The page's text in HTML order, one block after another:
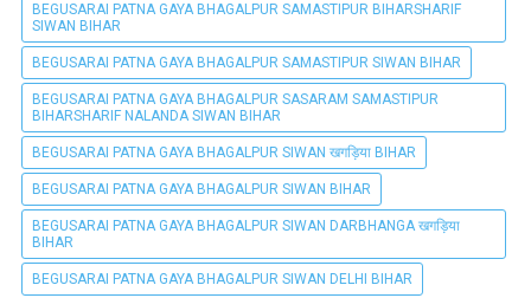
BEGUSARAI PATNA GAYA BHAGALPUR SAMASTIPUR BIHARSHARIF
SIWAN BIHAR
BEGUSARAI PATNA GAYA BHAGALPUR SAMASTIPUR SIWAN BIHAR
BEGUSARAI PATNA GAYA BHAGALPUR SASARAM SAMASTIPUR
BIHARSHARIF NALANDA SIWAN BIHAR
BEGUSARAI PATNA GAYA BHAGALPUR SIWAN खगड़िया BIHAR
BEGUSARAI PATNA GAYA BHAGALPUR SIWAN BIHAR
BEGUSARAI PATNA GAYA BHAGALPUR SIWAN DARBHANGA खगड़िया
BIHAR
BEGUSARAI PATNA GAYA BHAGALPUR SIWAN DELHI BIHAR